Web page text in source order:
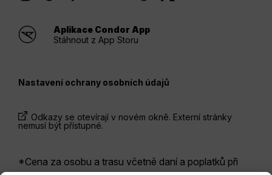
Aplikace Condor App
Stáhnout z App Storu
Nastavení ochrany osobních údajů
Odkazy se otevírají v novém okně. Externí stránky
nemusí být přístupné.
*Cena za osobu a trasu včetně daní a poplatků při